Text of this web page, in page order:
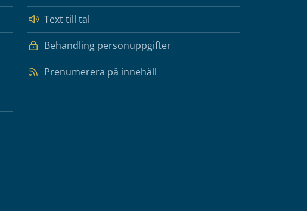
Text till tal
Behandling personuppgifter
Prenumerera på innehåll